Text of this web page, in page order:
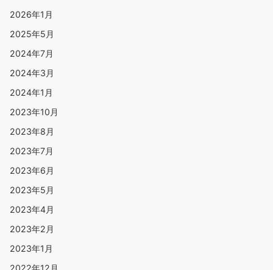
2026年1月
2025年5月
2024年7月
2024年3月
2024年1月
2023年10月
2023年8月
2023年7月
2023年6月
2023年5月
2023年4月
2023年2月
2023年1月
2022年12月